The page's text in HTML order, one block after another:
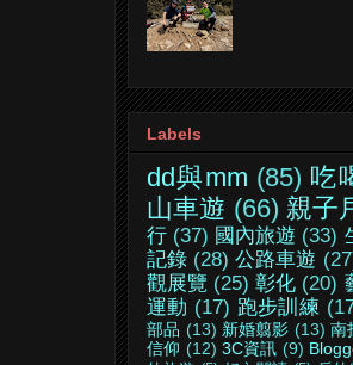
Labels
dd與mm (85) 吃
山車遊 (66) 親子
行 (37) 國內旅遊 (33)
記錄 (28) 公路車遊
觀展覽 (25) 彰化 (20)
運動 (17) 跑步訓練
部品 (13) 新婚翦影 (13) 南
信仰 (12) 3C資訊 (9)